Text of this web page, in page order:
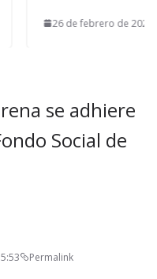
26 de febrero de 2025
se adhiere
Social de
Permalink